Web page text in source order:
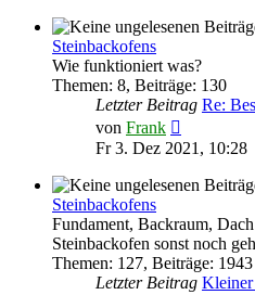
Steinbackofens
Wie funktioniert was?
Themen: 8, Beiträge: 130
Letzter Beitrag Re:
von Frank
Beitrag
Fr 3. Dez 2021, 10:28
Steinbackofens
Fundament, Backraum,
Steinbackofen sonst noch
Themen: 127, Beiträge: 1943
Letzter Beitrag